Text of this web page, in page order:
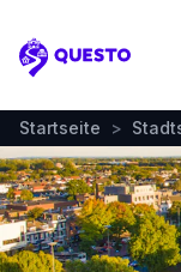
Questo
Startseite >